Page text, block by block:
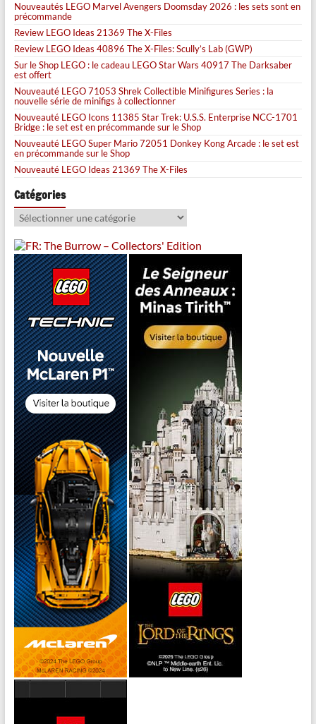
Nouveautés LEGO Marvel Avengers Doomsday 2026 : les sets sont en
précommande
Review LEGO Ideas 21369 The X-Files
Review LEGO Ideas 40896 The X-Files: Scully’s Lab (GWP)
Sur le Shop LEGO : le cadeau LEGO Star Wars 40917 The Darksaber
est offert
Nouveauté LEGO 71053 Shrek Collectible Minifigures Series : la
nouvelle série de minifigs à collectionner
Nouveauté LEGO Icons 11385 Star Trek: U.S.S. Enterprise NCC-1701
Bridge : le set est en précommande sur le Shop
Nouveauté LEGO Super Mario 72051 Donkey Kong Arcade : le set est
en précommande sur le Shop
Nouveauté LEGO Ideas 21369 The X-Files
Catégories
Catégories